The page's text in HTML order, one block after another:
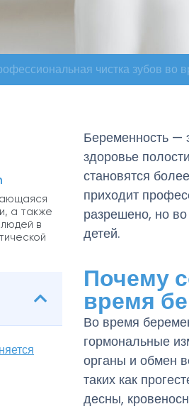
чистка зубов во
а также
в
Беременность —
здоровье
становятся
приходит
разрешено, но
детей.
Почему
время
Во время
гормональные
органы и обмен
таких как
десны,